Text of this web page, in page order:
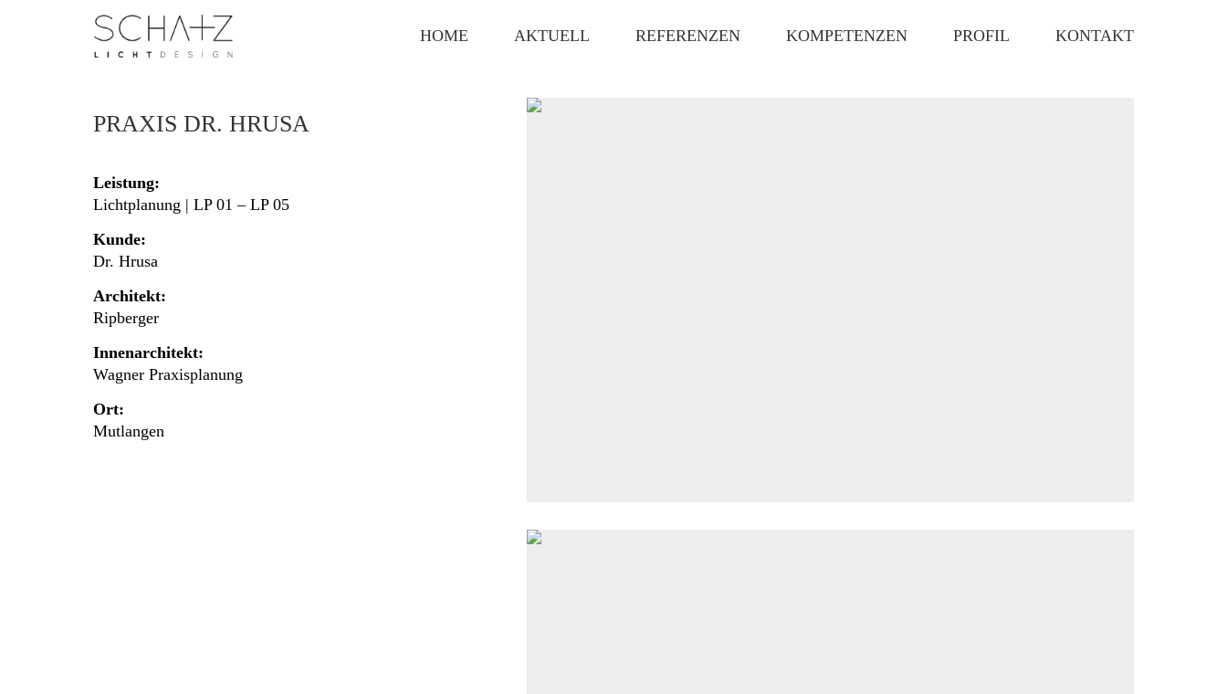
HOME AKTUELL REFERENZEN KOMPETENZEN PROFIL KONTAKT
PRAXIS DR. HRUSA
Leistung:
Lichtplanung | LP 01 – LP 05
Kunde:
Dr. Hrusa
Architekt:
Ripberger
Innenarchitekt:
Wagner Praxisplanung
Ort:
Mutlangen